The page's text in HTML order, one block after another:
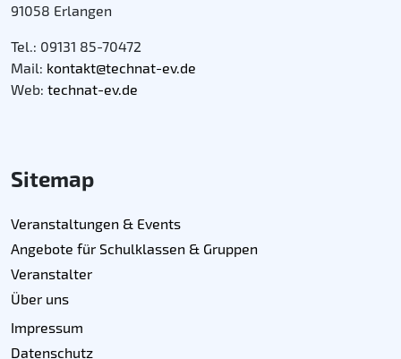
91058 Erlangen
Tel.: 09131 85-70472
Mail: kontakt@technat-ev.de
Web: technat-ev.de
Sitemap
Veranstaltungen & Events
Angebote für Schulklassen & Gruppen
Veranstalter
Über uns
Impressum
Datenschutz